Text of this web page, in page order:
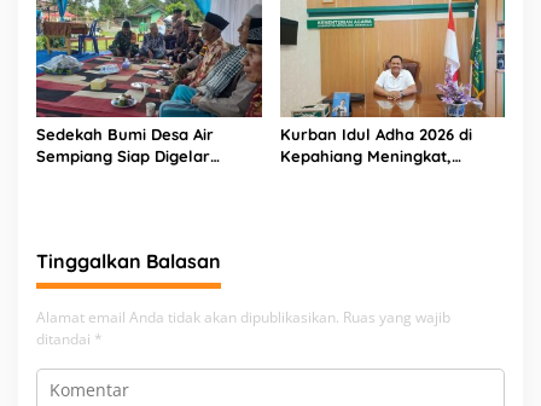
Partisipatif
Sedekah Bumi Desa Air
Sempiang Siap Digelar
Kurban Idul Adha 2026 di
Kepahiang Meningkat,
Tinggalkan Balasan
Alamat email Anda tidak akan dipublikasikan. Ruas yang wajib
ditandai *